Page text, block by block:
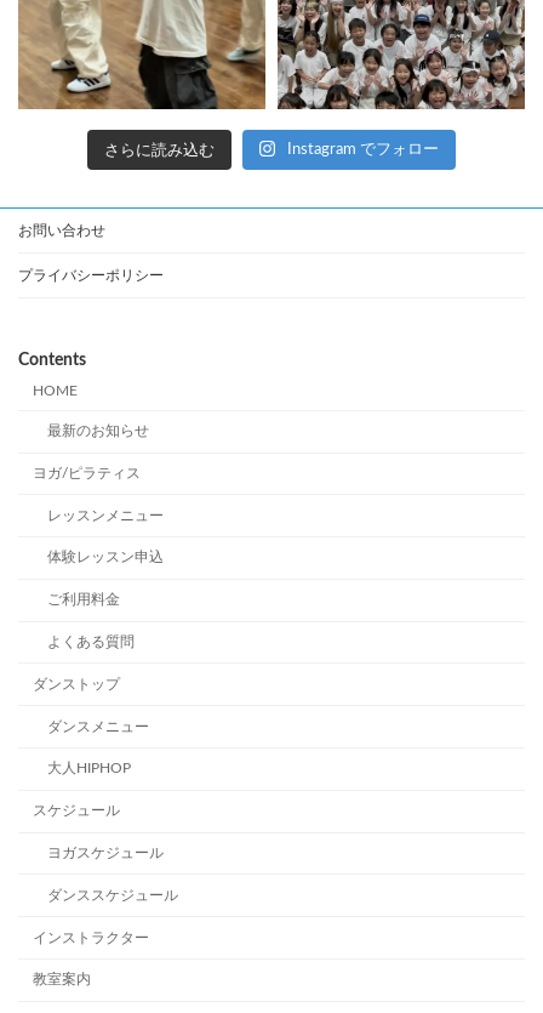
さらに読み込む Instagram でフォロー
お問い合わせ
プライバシーポリシー
Contents
HOME
最新のお知らせ
ヨガ/ピラティス
レッスンメニュー
体験レッスン申込
ご利用料金
よくある質問
ダンストップ
ダンスメニュー
大人HIPHOP
スケジュール
ヨガスケジュール
ダンススケジュール
インストラクター
教室案内